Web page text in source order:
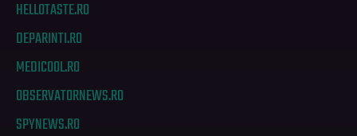
HELLOTASTE.RO
DEPARINTI.RO
MEDICOOL.RO
OBSERVATORNEWS.RO
SPYNEWS.RO